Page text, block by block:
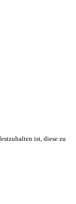
ist, diese zu